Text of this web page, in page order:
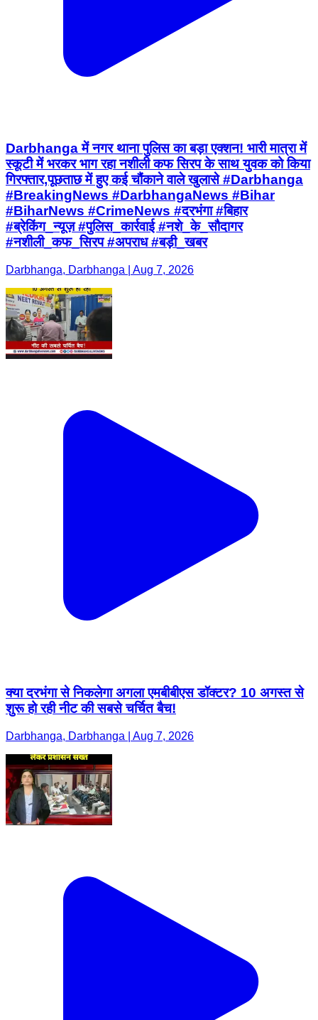
Darbhanga में नगर थाना पुलिस का बड़ा एक्शन! भारी मात्रा में
स्कूटी में भरकर भाग रहा नशीली कफ सिरप के साथ युवक को किया
गिरफ्तार,पूछताछ में हुए कई चौंकाने वाले खुलासे #Darbhanga
#BreakingNews #DarbhangaNews #Bihar
#BiharNews #CrimeNews #दरभंगा #बिहार
#ब्रेकिंग_न्यूज़ #पुलिस_कार्रवाई #नशे_के_सौदागर
#नशीली_कफ_सिरप #अपराध #बड़ी_खबर
Darbhanga, Darbhanga | Aug 7, 2026
क्या दरभंगा से निकलेगा अगला एमबीबीएस डॉक्टर? 10 अगस्त से
शुरू हो रही नीट की सबसे चर्चित बैच!
Darbhanga, Darbhanga | Aug 7, 2026